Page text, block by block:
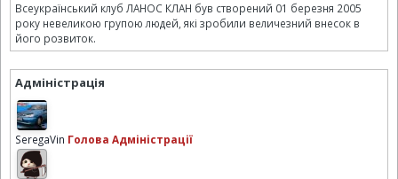
Всеукраїнський клуб ЛАНОС КЛАН був створений 01 березня 2005
року невеликою групою людей, які зробили величезний внесок в
його розвиток.
Адміністрація
SeregaVin Голова Адміністрації